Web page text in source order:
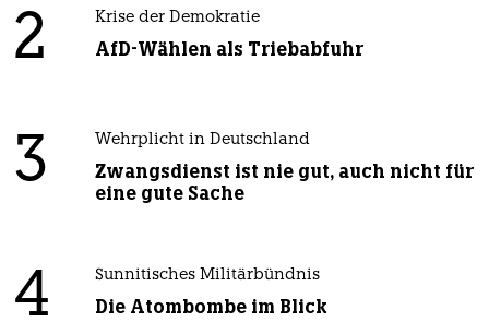
2 Krise der Demokratie
AfD-Wählen als Triebabfuhr
3 Wehrplicht in Deutschland
Zwangsdienst ist nie gut, auch nicht für
eine gute Sache
4 Sunnitisches Militärbündnis
Die Atombombe im Blick